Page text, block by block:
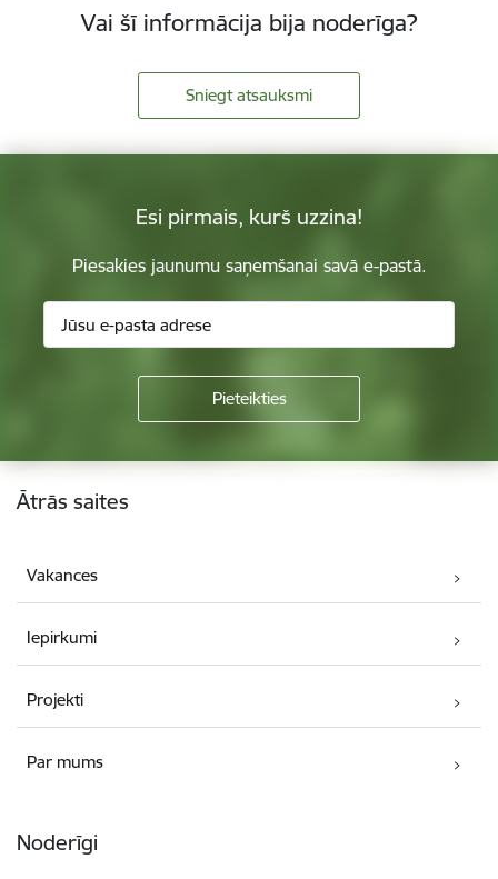
Vai šī informācija bija noderīga?
Sniegt atsauksmi
Esi pirmais, kurš uzzina!
Piesakies jaunumu saņemšanai savā e-pastā.
Kājene
Ātrās saites
Vakances
Iepirkumi
Projekti
Par mums
Noderīgi